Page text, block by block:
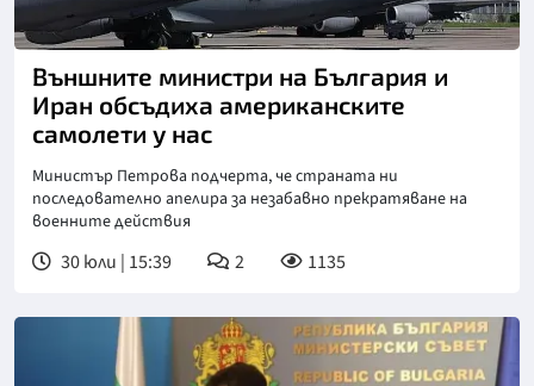
Снимка: БГНЕС
Външните министри на България и
Иран обсъдиха американските
самолети у нас
Министър Петрова подчерта, че страната ни
последователно апелира за незабавно прекратяване на
военните действия
30 юли | 15:39 2 1135